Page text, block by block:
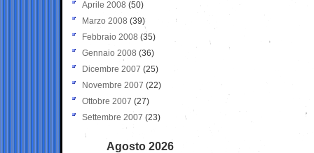
Aprile 2008 (50)
Marzo 2008 (39)
Febbraio 2008 (35)
Gennaio 2008 (36)
Dicembre 2007 (25)
Novembre 2007 (22)
Ottobre 2007 (27)
Settembre 2007 (23)
Agosto 2026